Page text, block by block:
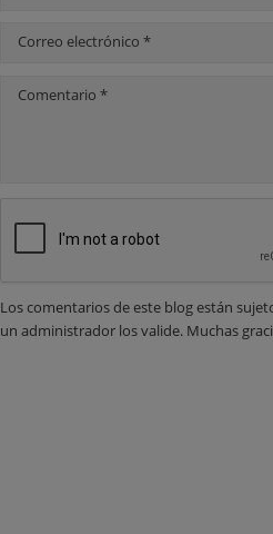
Correo electrónico *
Comentario *
Los comentarios de este blog están
un administrador los valide. Muchas